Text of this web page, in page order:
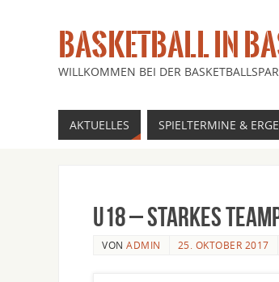
BASKETBALL IN
WILLKOMMEN BEI DER
AKTUELLES SPIELTERMINE &
u18 – starkes
VON ADMIN 25. OKTOBER 2017